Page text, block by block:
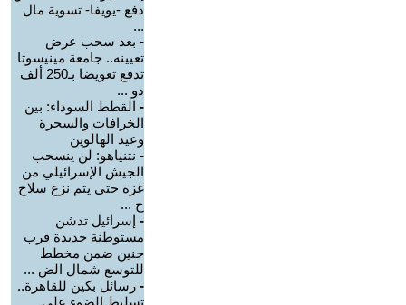
دفع -يويفا- تسوية مال
...
- بعد سحب عرض
تعيينه.. جامعة مينيسوتا
تدفع تعويضا بـ250 ألف
دو ...
- القطط السوداء: بين
الخرافات والسحرة
وعيد الهالوين
- نتنياهو: لن ينسحب
الجيش الإسرائيلي من
غزة حتى يتم نزع سلاح
ح ...
- إسرائيل تدشن
مستوطنة جديدة قرب
جنين ضمن مخطط
للتوسع شمال الض ...
- رسائل بكين للقاهرة..
تسليط الضوء على